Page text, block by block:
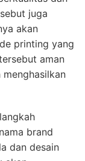
juga
akan
printing yang
aman
brand
dan desain